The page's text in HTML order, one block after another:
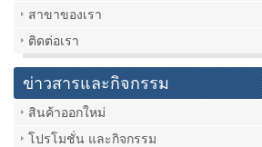
สาขาของเรา
ติดต่อเรา
ข่าวสารและกิจกรรม
สินค้าออกใหม่
โปรโมชั่น และกิจกรรม